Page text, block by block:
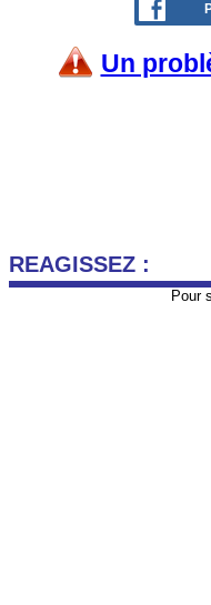
Un
REAGISSEZ :
Pour